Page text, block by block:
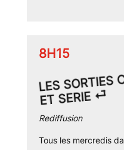
8H15
LES SORTIES
ET SERIE ⏎
Rediffusion
Tous les mercredis